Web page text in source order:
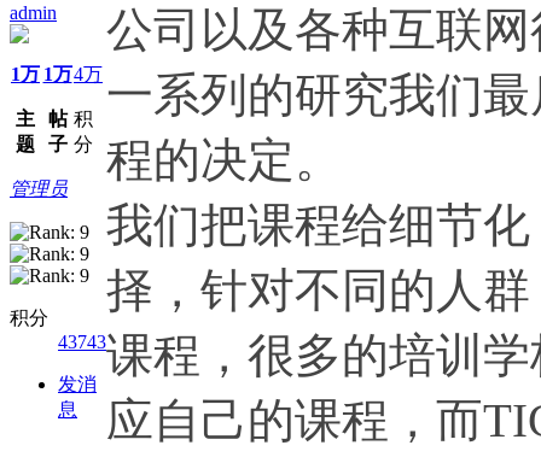
admin
1万
主
题
1万
帖
子
4万
积
分
管理员
积分
43743
发消
息
公司以及各种互联
一系列的研究我们
程的决定。
我们把课程给细节
择，针对不同的人
课程，很多的培训
应自己的课程，而